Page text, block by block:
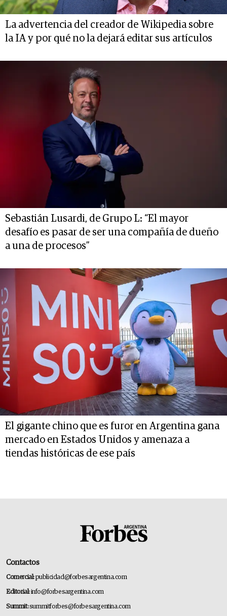
La advertencia del creador de Wikipedia sobre
la IA y por qué no la dejará editar sus artículos
Sebastián Lusardi, de Grupo L: “El mayor
desafío es pasar de ser una compañía de dueño
a una de procesos”
El gigante chino que es furor en Argentina gana
mercado en Estados Unidos y amenaza a
tiendas históricas de ese país
Contactos
Comercial:publicidad@forbesargentina.com
Editorial:info@forbesargentina.com
Summit:summitforbes@forbesargentina.com